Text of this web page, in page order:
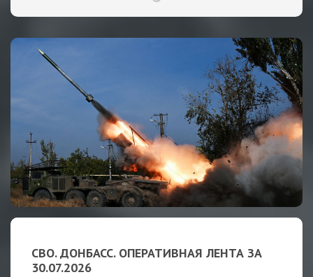
СВО. ДОНБАСС. ОПЕРАТИВНАЯ ЛЕНТА ЗА
30.07.2026